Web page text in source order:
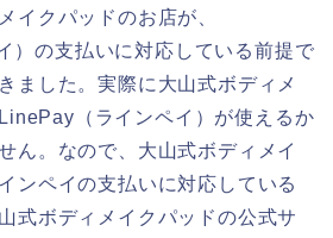
イクパッドのお店が、
）の支払いに対応している前提で
ました。実際に大山式ボディメ
（ラインペイ）が使えるか
ん。なので、大山式ボディメイ
ンペイの支払いに対応している
式ボディメイクパッドの公式サ